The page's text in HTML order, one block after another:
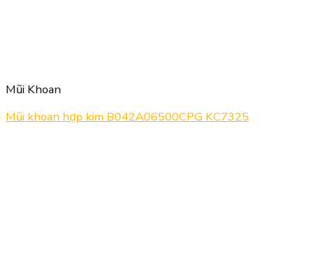
Mũi Khoan
Mũi khoan hợp kim B042A06500CPG KC7325